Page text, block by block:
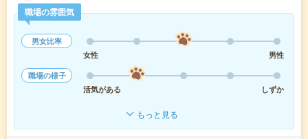
職場の雰囲気
男女比率
女性
男性
職場の様子
活気がある
しずか
もっと見る